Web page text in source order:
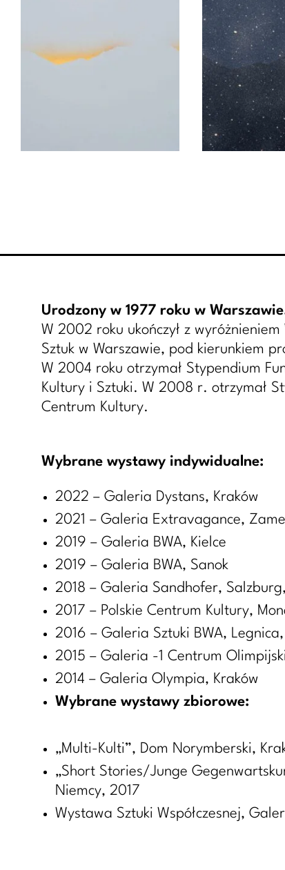
Urodzony w 1977 roku w
W 2002 roku ukończył z
Sztuk w Warszawie, pod kierunkiem
W 2004 roku otrzymał Stypendium
Kultury i Sztuki. W 2008 r. otrzymał
Centrum Kultury.
Wybrane wystawy indywidualne:
2022 – Galeria Dystans, Kraków
2021 – Galeria Extravagance,
2019 – Galeria BWA, Kielce
2019 – Galeria BWA, Sanok
2018 – Galeria Sandhofer,
2017 – Polskie Centrum Kultury,
2016 – Galeria Sztuki BWA, Legnica,
2015 – Galeria -1 Centrum
2014 – Galeria Olympia, Kraków
Wybrane wystawy zbiorowe:
„Multi-Kulti”, Dom Norymberski,
„Short Stories/Junge
Niemcy, 2017
Wystawa Sztuki Współczesnej,